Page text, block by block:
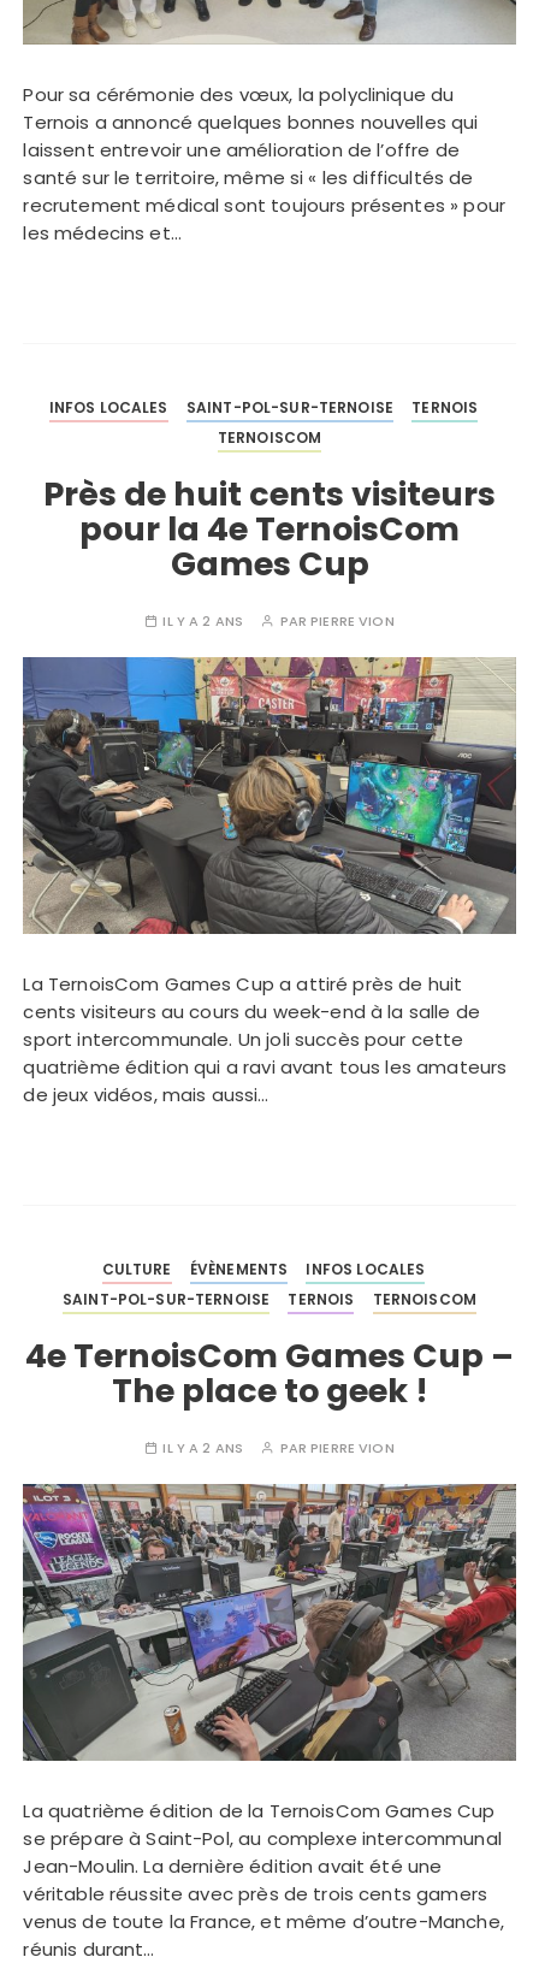
Pour sa cérémonie des vœux, la polyclinique du
Ternois a annoncé quelques bonnes nouvelles qui
laissent entrevoir une amélioration de l’offre de
santé sur le territoire, même si « les difficultés de
recrutement médical sont toujours présentes » pour
les médecins et…
INFOS LOCALES SAINT-POL-SUR-TERNOISE
TERNOIS
TERNOISCOM
Près de huit cents visiteurs
pour la 4e TernoisCom
Games Cup
IL Y A 2 ANS PARPIERRE VION
La TernoisCom Games Cup a attiré près de huit
cents visiteurs au cours du week-end à la salle de
sport intercommunale. Un joli succès pour cette
quatrième édition qui a ravi avant tous les amateurs
de jeux vidéos, mais aussi…
CULTURE ÉVÈNEMENTS
INFOS LOCALES
SAINT-POL-SUR-TERNOISE
TERNOIS TERNOISCOM
4e TernoisCom Games Cup –
The place to geek !
IL Y A 2 ANS PARPIERRE VION
La quatrième édition de la TernoisCom Games Cup
se prépare à Saint-Pol, au complexe intercommunal
Jean-Moulin. La dernière édition avait été une
véritable réussite avec près de trois cents gamers
venus de toute la France, et même d’outre-Manche,
réunis durant…